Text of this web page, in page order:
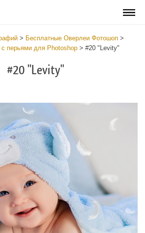
> Бесплатные Оверлеи Фотошоп >
перьями для Photoshop > #20 "Levity"
#20 "Levity"